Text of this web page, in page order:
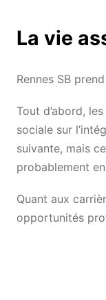
La vie
Rennes SB
Tout d’abord,
sociale sur
suivante, mais
probablement
Quant aux
opportunités